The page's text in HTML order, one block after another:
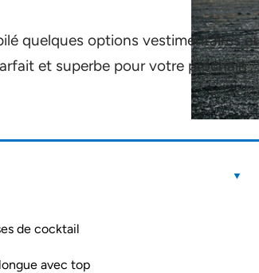
quelques options vestimentaires et
et superbe pour votre prochain
de cocktail
avec top